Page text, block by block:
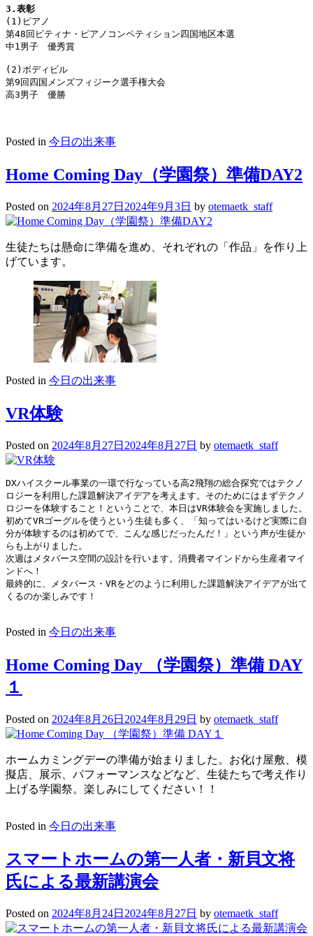
3.表彰
(1)ピアノ
第48回ピティナ・ピアノコンペティション四国地区本選
中1男子　優秀賞
(2)ボディビル
第9回四国メンズフィジーク選手権大会
高3男子　優勝
Posted in 今日の出来事
Home Coming Day（学園祭）準備DAY2
Posted on 2024年8月27日 2024年9月3日 by otemaetk_staff
生徒たちは懸命に準備を進め、それぞれの「作品」を作り上
げています。
Posted in 今日の出来事
VR体験
Posted on 2024年8月27日 2024年8月27日 by otemaetk_staff
DXハイスクール事業の一環で行なっている高2飛翔の総合探究ではテクノ
ロジーを利用した課題解決アイデアを考えます。そのためにはまずテクノ
ロジーを体験すること！ということで、本日はVR体験会を実施しました。
初めてVRゴーグルを使うという生徒も多く、「知ってはいるけど実際に自
分が体験するのは初めてで、こんな感じだったんだ！」という声が生徒か
らも上がりました。
次週はメタバース空間の設計を行います。消費者マインドから生産者マイ
ンドへ！
最終的に、メタバース・VRをどのように利用した課題解決アイデアが出て
くるのか楽しみです！
Posted in 今日の出来事
Home Coming Day （学園祭）準備 DAY
１
Posted on 2024年8月26日 2024年8月29日 by otemaetk_staff
ホームカミングデーの準備が始まりました。お化け屋敷、模
擬店、展示、パフォーマンスなどなど、生徒たちで考え作り
上げる学園祭。楽しみにしてください！！
Posted in 今日の出来事
スマートホームの第一人者・新貝文将
氏による最新講演会
Posted on 2024年8月24日 2024年8月27日 by otemaetk_staff